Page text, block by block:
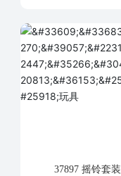
37897 摇铃套装